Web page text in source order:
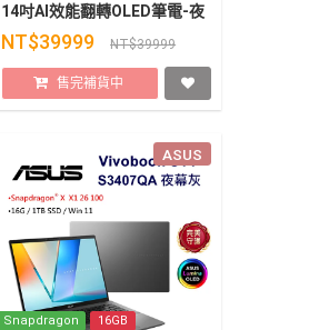
14吋AI效能翻轉OLED筆電-夜
幕灰
NT$39999 NT$39999
售完補貨中
ASUS
Snapdragon
16GB